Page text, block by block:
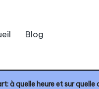
Blog
à quelle heure et sur quelle